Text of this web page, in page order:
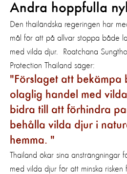
Andra hoppfulla
Den thailändska regeringen har
mål för att på allvar stoppa både
med vilda djur.
Roatchana
Protection Thailand säger:
Förslaget att bekämpa
olaglig handel med
bidra till att förhindra
behålla vilda djur i
hemma.
Thailand ökar sina ansträngningar
med vilda djur för att minska risken